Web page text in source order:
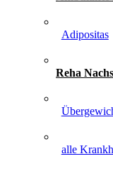
Adipositas
Reha
alle